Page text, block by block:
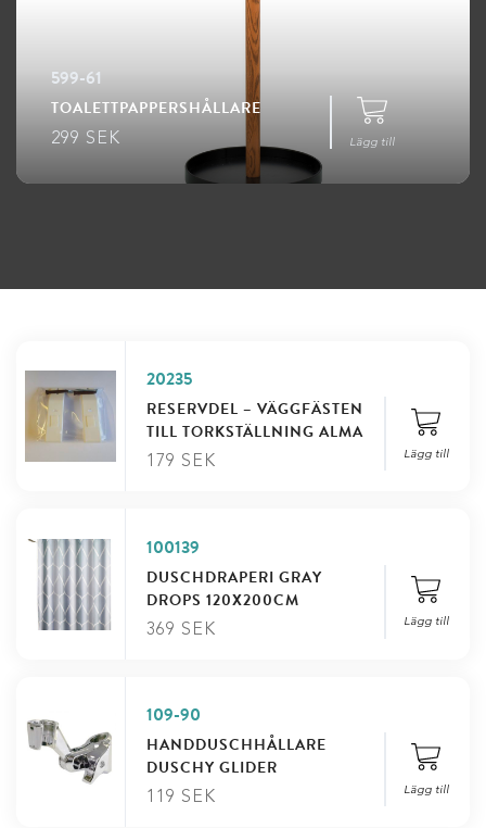
599-61
TOALETTPAPPERSHÅLLARE
299 SEK Lägg till
20235
RESERVDEL – VÄGGFÄSTEN
TILL TORKSTÄLLNING ALMA
179 SEK Lägg till
100139
DUSCHDRAPERI GRAY
DROPS 120X200CM
369 SEK Lägg till
109-90
HANDDUSCHHÅLLARE
DUSCHY GLIDER
119 SEK Lägg till